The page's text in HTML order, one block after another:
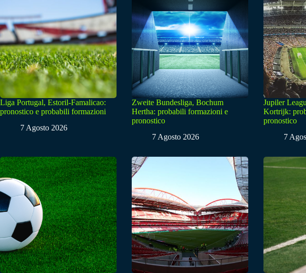
Liga Portugal, Estoril-Famalicao:
pronostico e probabili formazioni
7 Agosto 2026
Zweite Bundesliga, Bochum
Hertha: probabili formazioni e
pronostico
7 Agosto 2026
Jupiler
Kortrijk:
pronostico
7